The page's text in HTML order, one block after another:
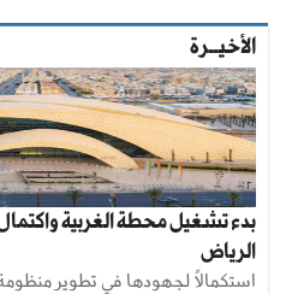
الأخيــرة
بدء تشغيل محطة الغربية
الرياض
استكمالًا لجهودها في تطوير منظومة